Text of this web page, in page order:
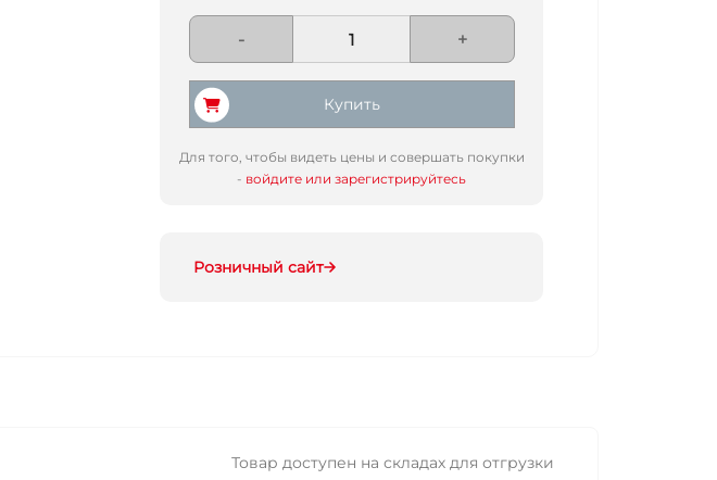
- +
Купить
Для того, чтобы видеть цены и совершать покупки
- войдите или зарегистрируйтесь
Розничный сайт
Товар доступен на складах для отгрузки